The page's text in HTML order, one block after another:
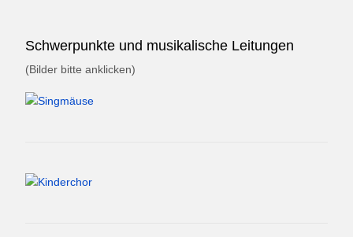
Schwerpunkte und musikalische Leitungen
(Bilder bitte anklicken)